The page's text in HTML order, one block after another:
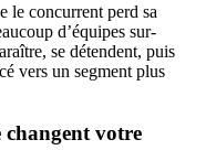
le concurrent perd sa
d’équipes sur-
se détendent, puis
vers un segment plus
changent votre